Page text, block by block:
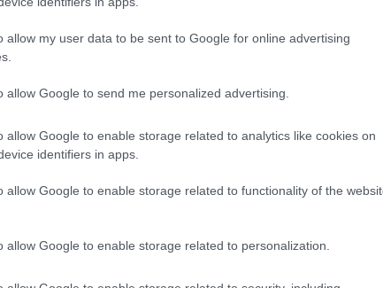
allow my user data to be sent to Google for online advertising
allow Google to send me personalized advertising.
allow Google to enable storage related to analytics like cookies on
identifiers in apps.
allow Google to enable storage related to functionality of the
allow Google to enable storage related to personalization.
| 22:28
Ένας ακόμα Γάλλος στρατιώτης
Μάλι
Τύπου της γαλλικής Προεδρίας ανακοίνωσε
Γάλλος στρατιώτης σκοτώθηκε το απόγευμα της
βόρειο άκρο του Μάλι. Πρόκειται για τον έκτο
στο Μάλι από την έναρξη της γαλλικής
αυτή, την 11η Ιανουαρίου. Τμήμα ειδήσεων